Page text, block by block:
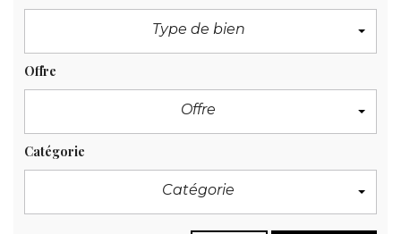
Type de bien
Offre
Offre
Catégorie
Catégorie